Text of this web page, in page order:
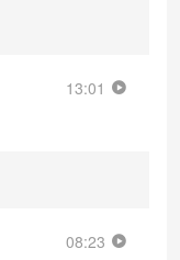
13:01
08:23